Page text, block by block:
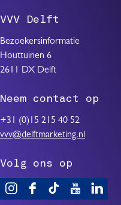
VVV Delft
Bezoekersinformatie
Houttuinen 6
2611 DX Delft
Neem contact op
+31 (0)15 215 40 52
vvv@delftmarketing.nl
Volg ons op
V
F
T
Y
L